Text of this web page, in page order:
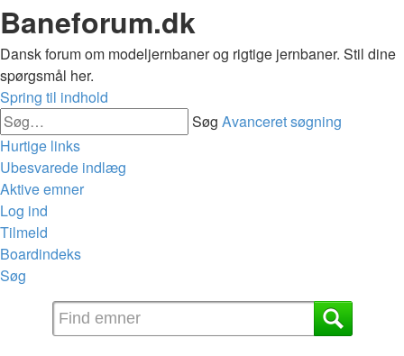
Baneforum.dk
Dansk forum om modeljernbaner og rigtige jernbaner. Stil dine
spørgsmål her.
Spring til indhold
Søg Avanceret søgning
Hurtige links
Ubesvarede indlæg
Aktive emner
Log ind
Tilmeld
Boardindeks
Søg